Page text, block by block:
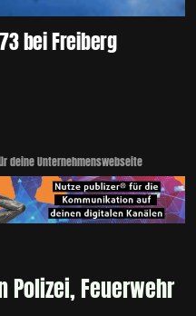
bei Freiberg
deine Unternehmenswebseite
Polizei, Feuerwehr